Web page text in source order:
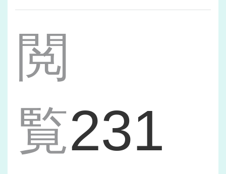
閲
覧231